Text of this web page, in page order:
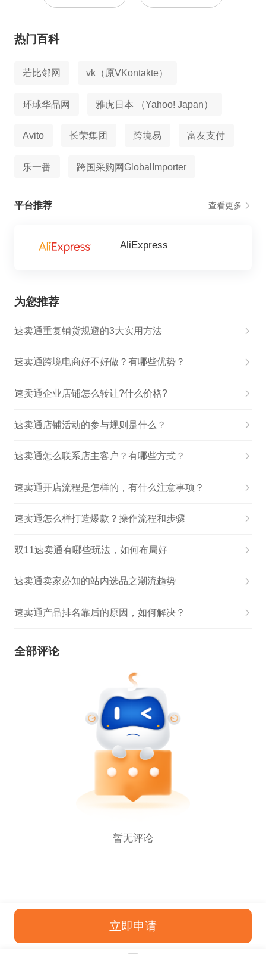
热门百科
若比邻网 vk（原VKontakte）
环球华品网 雅虎日本 （Yahoo! Japan）
Avito 长荣集团 跨境易 富友支付
乐一番 跨国采购网GlobalImporter
平台推荐 查看更多
AliExpress
为您推荐
速卖通重复铺货规避的3大实用方法
速卖通跨境电商好不好做？有哪些优势？
速卖通企业店铺怎么转让?什么价格?
速卖通店铺活动的参与规则是什么？
速卖通怎么联系店主客户？有哪些方式？
速卖通开店流程是怎样的，有什么注意事项？
速卖通怎么样打造爆款？操作流程和步骤
双11速卖通有哪些玩法，如何布局好
速卖通卖家必知的站内选品之潮流趋势
速卖通产品排名靠后的原因，如何解决？
全部评论
暂无评论
立即申请